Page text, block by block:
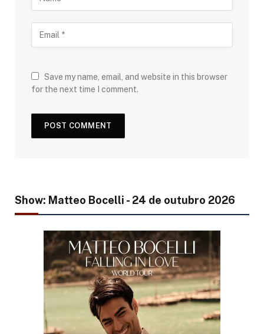
Save my name, email, and website in this browser
for the next time I comment.
Show: Matteo Bocelli - 24 de outubro 2026